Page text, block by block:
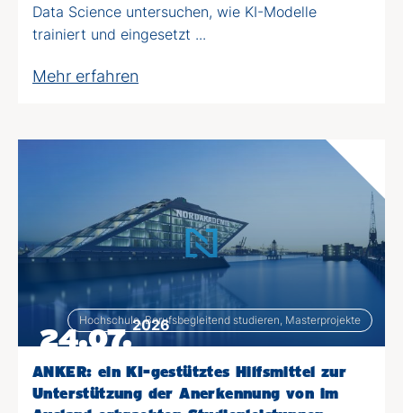
Data Science untersuchen, wie KI-Modelle
trainiert und eingesetzt ...
Mehr erfahren
Hochschule, Berufsbegleitend studieren, Masterprojekte
24.07.2026
ANKER: ein KI-gestütztes Hilfsmittel zur
Unterstützung der Anerkennung von im